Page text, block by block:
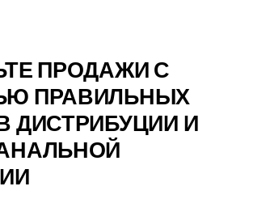
ПРОДАЖИ С
ПРАВИЛЬНЫХ
ДИСТРИБУЦИИ И